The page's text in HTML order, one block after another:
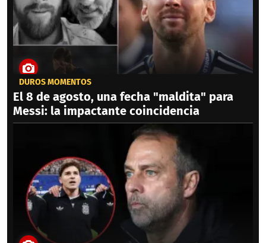
DUROS MOMENTOS
El 8 de agosto, una fecha "maldita" para
Messi: la impactante coincidencia